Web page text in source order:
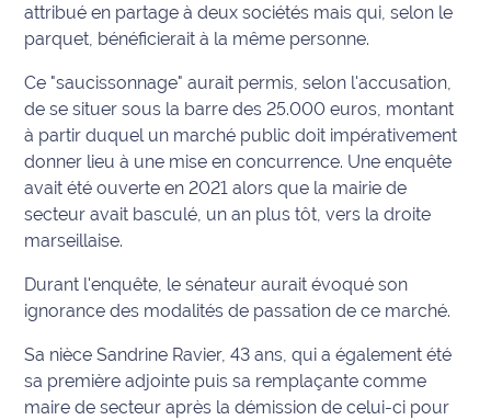
Politique
Santé
Social
Transport
National
International
Municipales
2026
attribué en partage à deux sociétés mais qui, selon le
parquet, bénéficierait à la même personne.
Ce "saucissonnage" aurait permis, selon l'accusation,
de se situer sous la barre des 25.000 euros, montant
à partir duquel un marché public doit impérativement
donner lieu à une mise en concurrence. Une enquête
avait été ouverte en 2021 alors que la mairie de
secteur avait basculé, un an plus tôt, vers la droite
marseillaise.
Durant l'enquête, le sénateur aurait évoqué son
ignorance des modalités de passation de ce marché.
Sa nièce Sandrine Ravier, 43 ans, qui a également été
sa première adjointe puis sa remplaçante comme
maire de secteur après la démission de celui-ci pour